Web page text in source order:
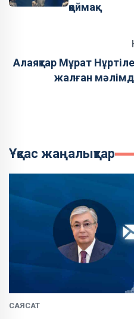
қоймақ
Алаяқтар Мұрат
жалған
Ұқсас жаңалықтар
САЯСАТ